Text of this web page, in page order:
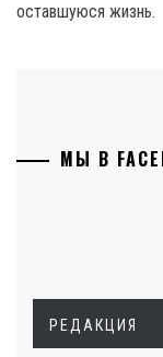
оставшуюся жизнь.
МЫ В
РЕДАКЦИЯ